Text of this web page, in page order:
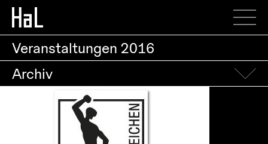
Veranstaltungen 2016
Archiv